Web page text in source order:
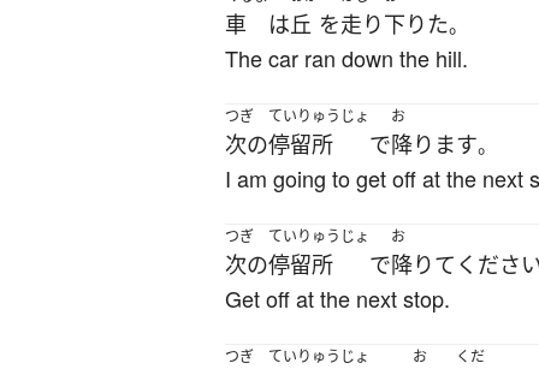
車 は丘 を走り下りた。
The car ran down the hill.
つぎ
次の
ていりゅうじょ
停留所 で
お
降ります。
I am going to get off at the next
つぎ
次の
ていりゅうじょ
停留所 で
お
降りて くださ
Get off at the next stop.
つぎ
ていりゅうじょ お くだ